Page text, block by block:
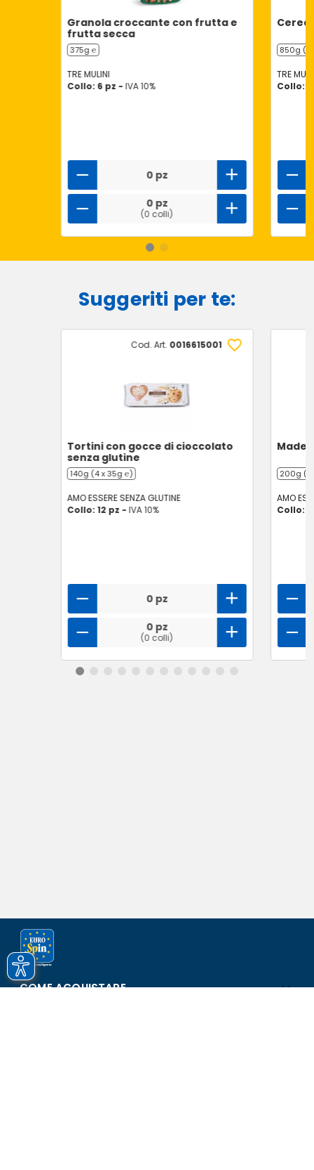
Granola croccante con frutta e
frutta secca
375g ℮
TRE MULINI
Collo: 6 pz - IVA 10%
0 pz
0 pz
(0 colli)
850g (2
TRE
Collo:
Suggeriti per te:
Cod. Art. 0016615001
Tortini con gocce di cioccolato
senza glutine
140g (4 x 35g ℮)
AMO ESSERE SENZA GLUTINE
Collo: 12 pz - IVA 10%
0 pz
0 pz
(0 colli)
200g (7
AMO
Collo:
COME ACQUISTARE